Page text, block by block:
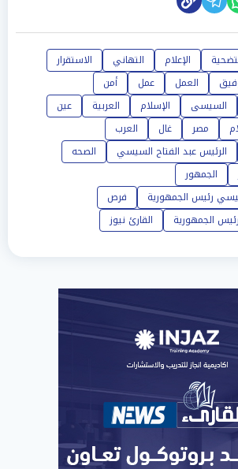
الإعلام التهاني
الاستقرار
العمل عمل
أمن
السيسى الإسلام العربية
عين
مصر غال
العرب
الرئيس عبد الفتاح السيسي
الصحه
الجمهور
رئيس الجمهورية
فرص
رئيس الجمهورية القارئ نيوز